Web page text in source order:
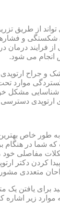
از طریق
شکستگی و
فرایند درمان
می شود.
و جراح
موارد
با شناسایی
دسترسی
یا به طور خاص
که شما در هنگام
مفاصلی خود
کردن دکتر
متعددی
برای یافتن یک
موارد زیر اشاره